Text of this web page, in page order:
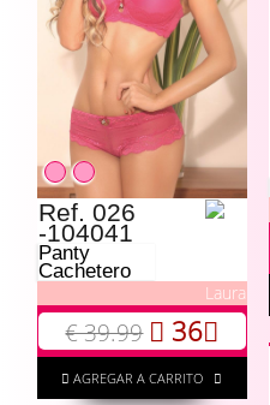
Ref. 026
-104041
Panty
Cachetero
Laura
€ 39.99 36
AGREGAR A CARRITO